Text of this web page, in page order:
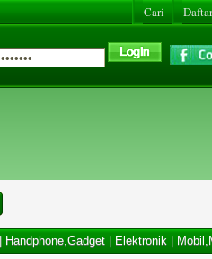
Cari
Handphone,Gadget| Elektronik|